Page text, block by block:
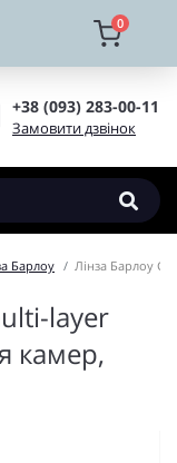
0
+38 (093) 283-00-11
Замовити дзвінок
Барлоу Лінза Барлоу
layer
камер,